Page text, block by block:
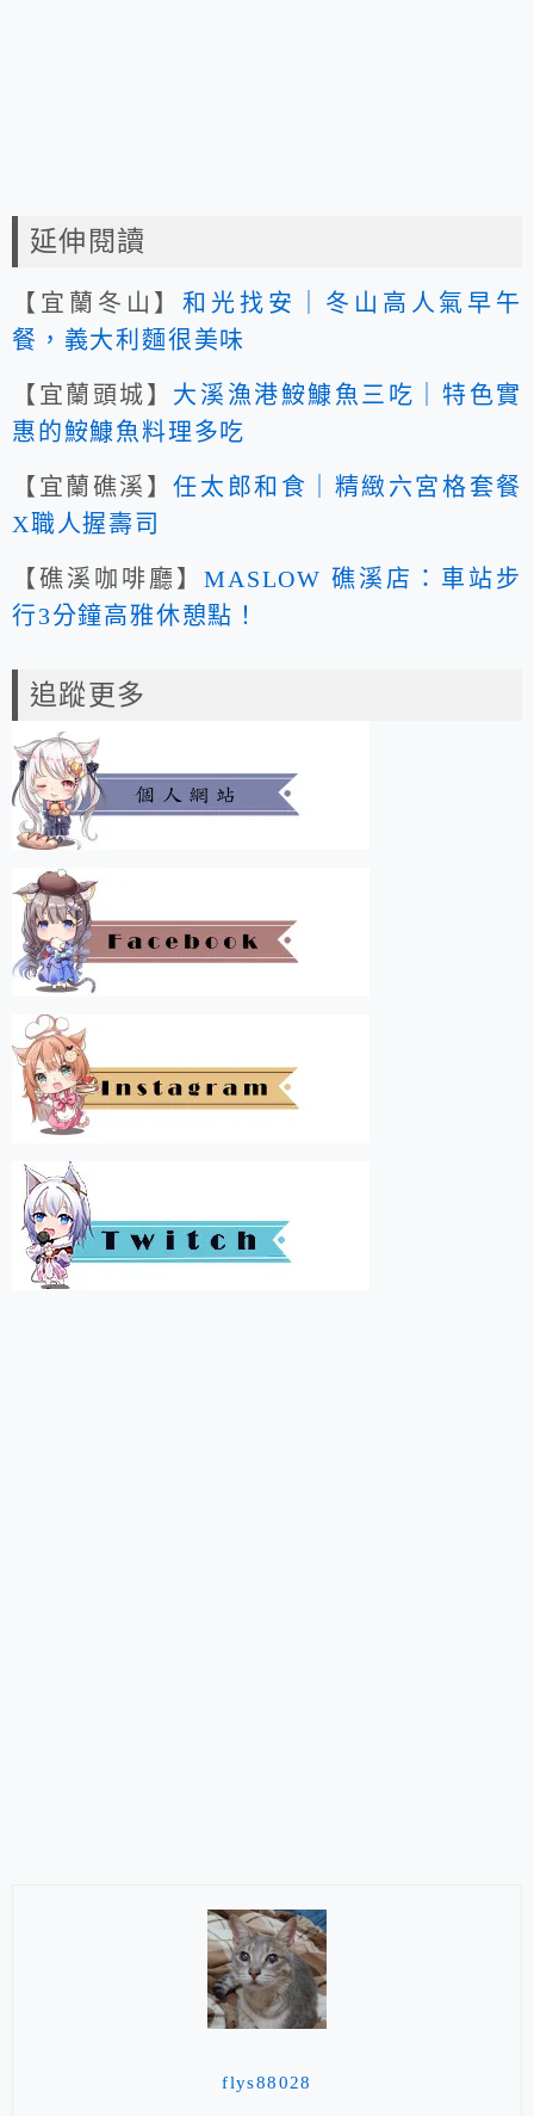
延伸閱讀
【宜蘭冬山】和光找安｜冬山高人氣早午
餐，義大利麵很美味
【宜蘭頭城】 大溪漁港鮟鱇魚三吃｜特色實
惠的鮟鱇魚料理多吃
【宜蘭礁溪】任太郎和食｜精緻六宮格套餐
X職人握壽司
【礁溪咖啡廳】MASLOW 礁溪店：車站步
行3分鐘高雅休憩點！
追蹤更多
flys88028